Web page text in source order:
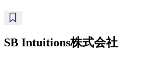
SB Intuitions株式会社